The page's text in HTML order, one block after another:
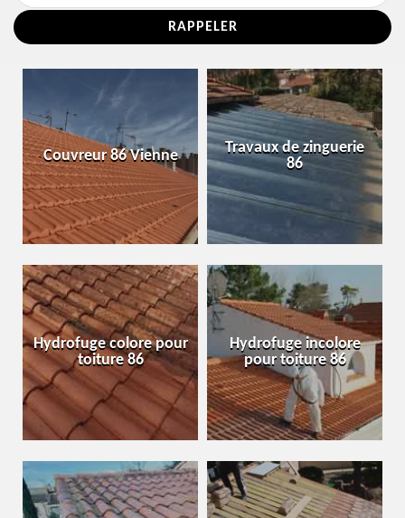
Couvreur 86 Vienne
Travaux de zinguerie
86
Hydrofuge colore pour
toiture 86
Hydrofuge incolore
pour toiture 86